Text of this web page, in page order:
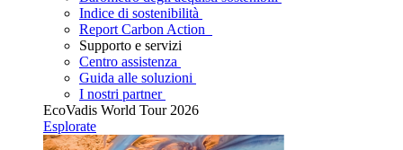
Indice di sostenibilità
Report Carbon Action
Supporto e servizi
Centro assistenza
Guida alle soluzioni
I nostri partner
EcoVadis World Tour 2026
Esplorate